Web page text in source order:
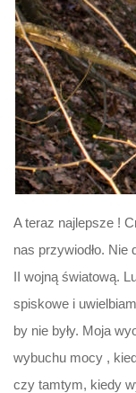
A teraz najlepsze !
nas przywiodło.
II wojną światową.
spiskowe i
by nie były. Moja
wybuchu mocy ,
czy tamtym, kiedy